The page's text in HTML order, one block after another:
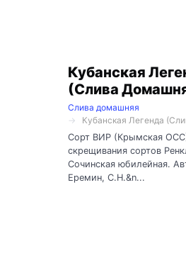
Кубанская
(Слива
Слива домашняя
Кубанская Легенда
Сорт ВИР (Крымская
скрещивания сортов
Сочинская юбилейная.
Еремин, С.Н.&n...